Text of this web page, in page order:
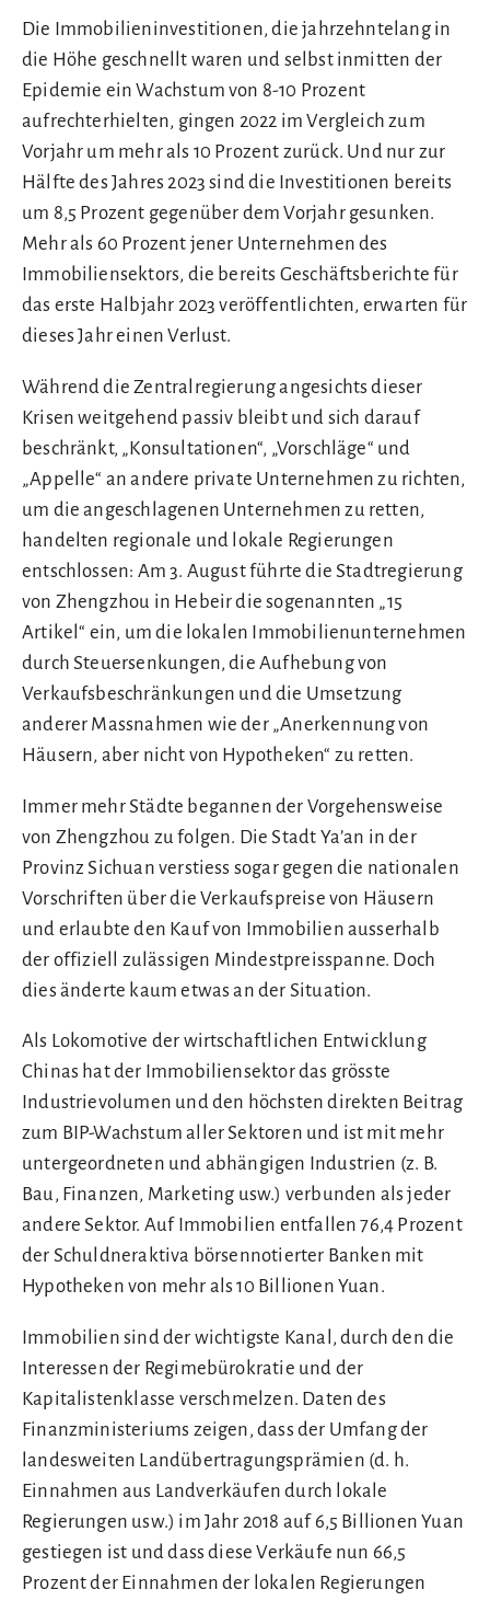
Die Immobilieninvestitionen, die jahrzehntelang in
die Höhe geschnellt waren und selbst inmitten der
Epidemie ein Wachstum von 8-10 Prozent
aufrechterhielten, gingen 2022 im Vergleich zum
Vorjahr um mehr als 10 Prozent zurück. Und nur zur
Hälfte des Jahres 2023 sind die Investitionen bereits
um 8,5 Prozent gegenüber dem Vorjahr gesunken.
Mehr als 60 Prozent jener Unternehmen des
Immobiliensektors, die bereits Geschäftsberichte für
das erste Halbjahr 2023 veröffentlichten, erwarten für
dieses Jahr einen Verlust.
Während die Zentralregierung angesichts dieser
Krisen weitgehend passiv bleibt und sich darauf
beschränkt, „Konsultationen“, „Vorschläge“ und
„Appelle“ an andere private Unternehmen zu richten,
um die angeschlagenen Unternehmen zu retten,
handelten regionale und lokale Regierungen
entschlossen: Am 3. August führte die Stadtregierung
von Zhengzhou in Hebeir die sogenannten „15
Artikel“ ein, um die lokalen Immobilienunternehmen
durch Steuersenkungen, die Aufhebung von
Verkaufsbeschränkungen und die Umsetzung
anderer Massnahmen wie der „Anerkennung von
Häusern, aber nicht von Hypotheken“ zu retten.
Immer mehr Städte begannen der Vorgehensweise
von Zhengzhou zu folgen. Die Stadt Ya’an in der
Provinz Sichuan verstiess sogar gegen die nationalen
Vorschriften über die Verkaufspreise von Häusern
und erlaubte den Kauf von Immobilien ausserhalb
der offiziell zulässigen Mindestpreisspanne. Doch
dies änderte kaum etwas an der Situation.
Als Lokomotive der wirtschaftlichen Entwicklung
Chinas hat der Immobiliensektor das grösste
Industrievolumen und den höchsten direkten Beitrag
zum BIP-Wachstum aller Sektoren und ist mit mehr
untergeordneten und abhängigen Industrien (z. B.
Bau, Finanzen, Marketing usw.) verbunden als jeder
andere Sektor. Auf Immobilien entfallen 76,4 Prozent
der Schuldneraktiva börsennotierter Banken mit
Hypotheken von mehr als 10 Billionen Yuan.
Immobilien sind der wichtigste Kanal, durch den die
Interessen der Regimebürokratie und der
Kapitalistenklasse verschmelzen. Daten des
Finanzministeriums zeigen, dass der Umfang der
landesweiten Landübertragungsprämien (d. h.
Einnahmen aus Landverkäufen durch lokale
Regierungen usw.) im Jahr 2018 auf 6,5 Billionen Yuan
gestiegen ist und dass diese Verkäufe nun 66,5
Prozent der Einnahmen der lokalen Regierungen